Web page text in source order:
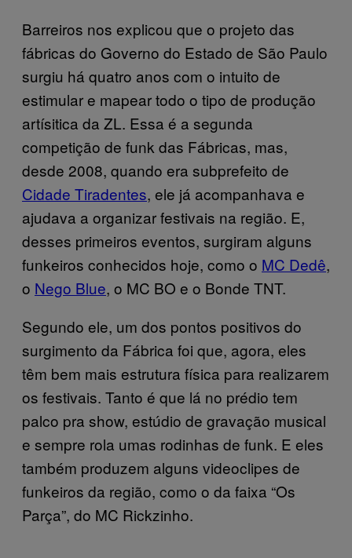
Barreiros nos explicou que o projeto das
fábricas do Governo do Estado de São Paulo
surgiu há quatro anos com o intuito de
estimular e mapear todo o tipo de produção
artísitica da ZL. Essa é a segunda
competição de funk das Fábricas, mas,
desde 2008, quando era subprefeito de
Cidade Tiradentes, ele já acompanhava e
ajudava a organizar festivais na região. E,
desses primeiros eventos, surgiram alguns
funkeiros conhecidos hoje, como o MC Dedê,
o Nego Blue, o MC BO e o Bonde TNT.
Segundo ele, um dos pontos positivos do
surgimento da Fábrica foi que, agora, eles
têm bem mais estrutura física para realizarem
os festivais. Tanto é que lá no prédio tem
palco pra show, estúdio de gravação musical
e sempre rola umas rodinhas de funk. E eles
também produzem alguns videoclipes de
funkeiros da região, como o da faixa “Os
Parça”, do MC Rickzinho.